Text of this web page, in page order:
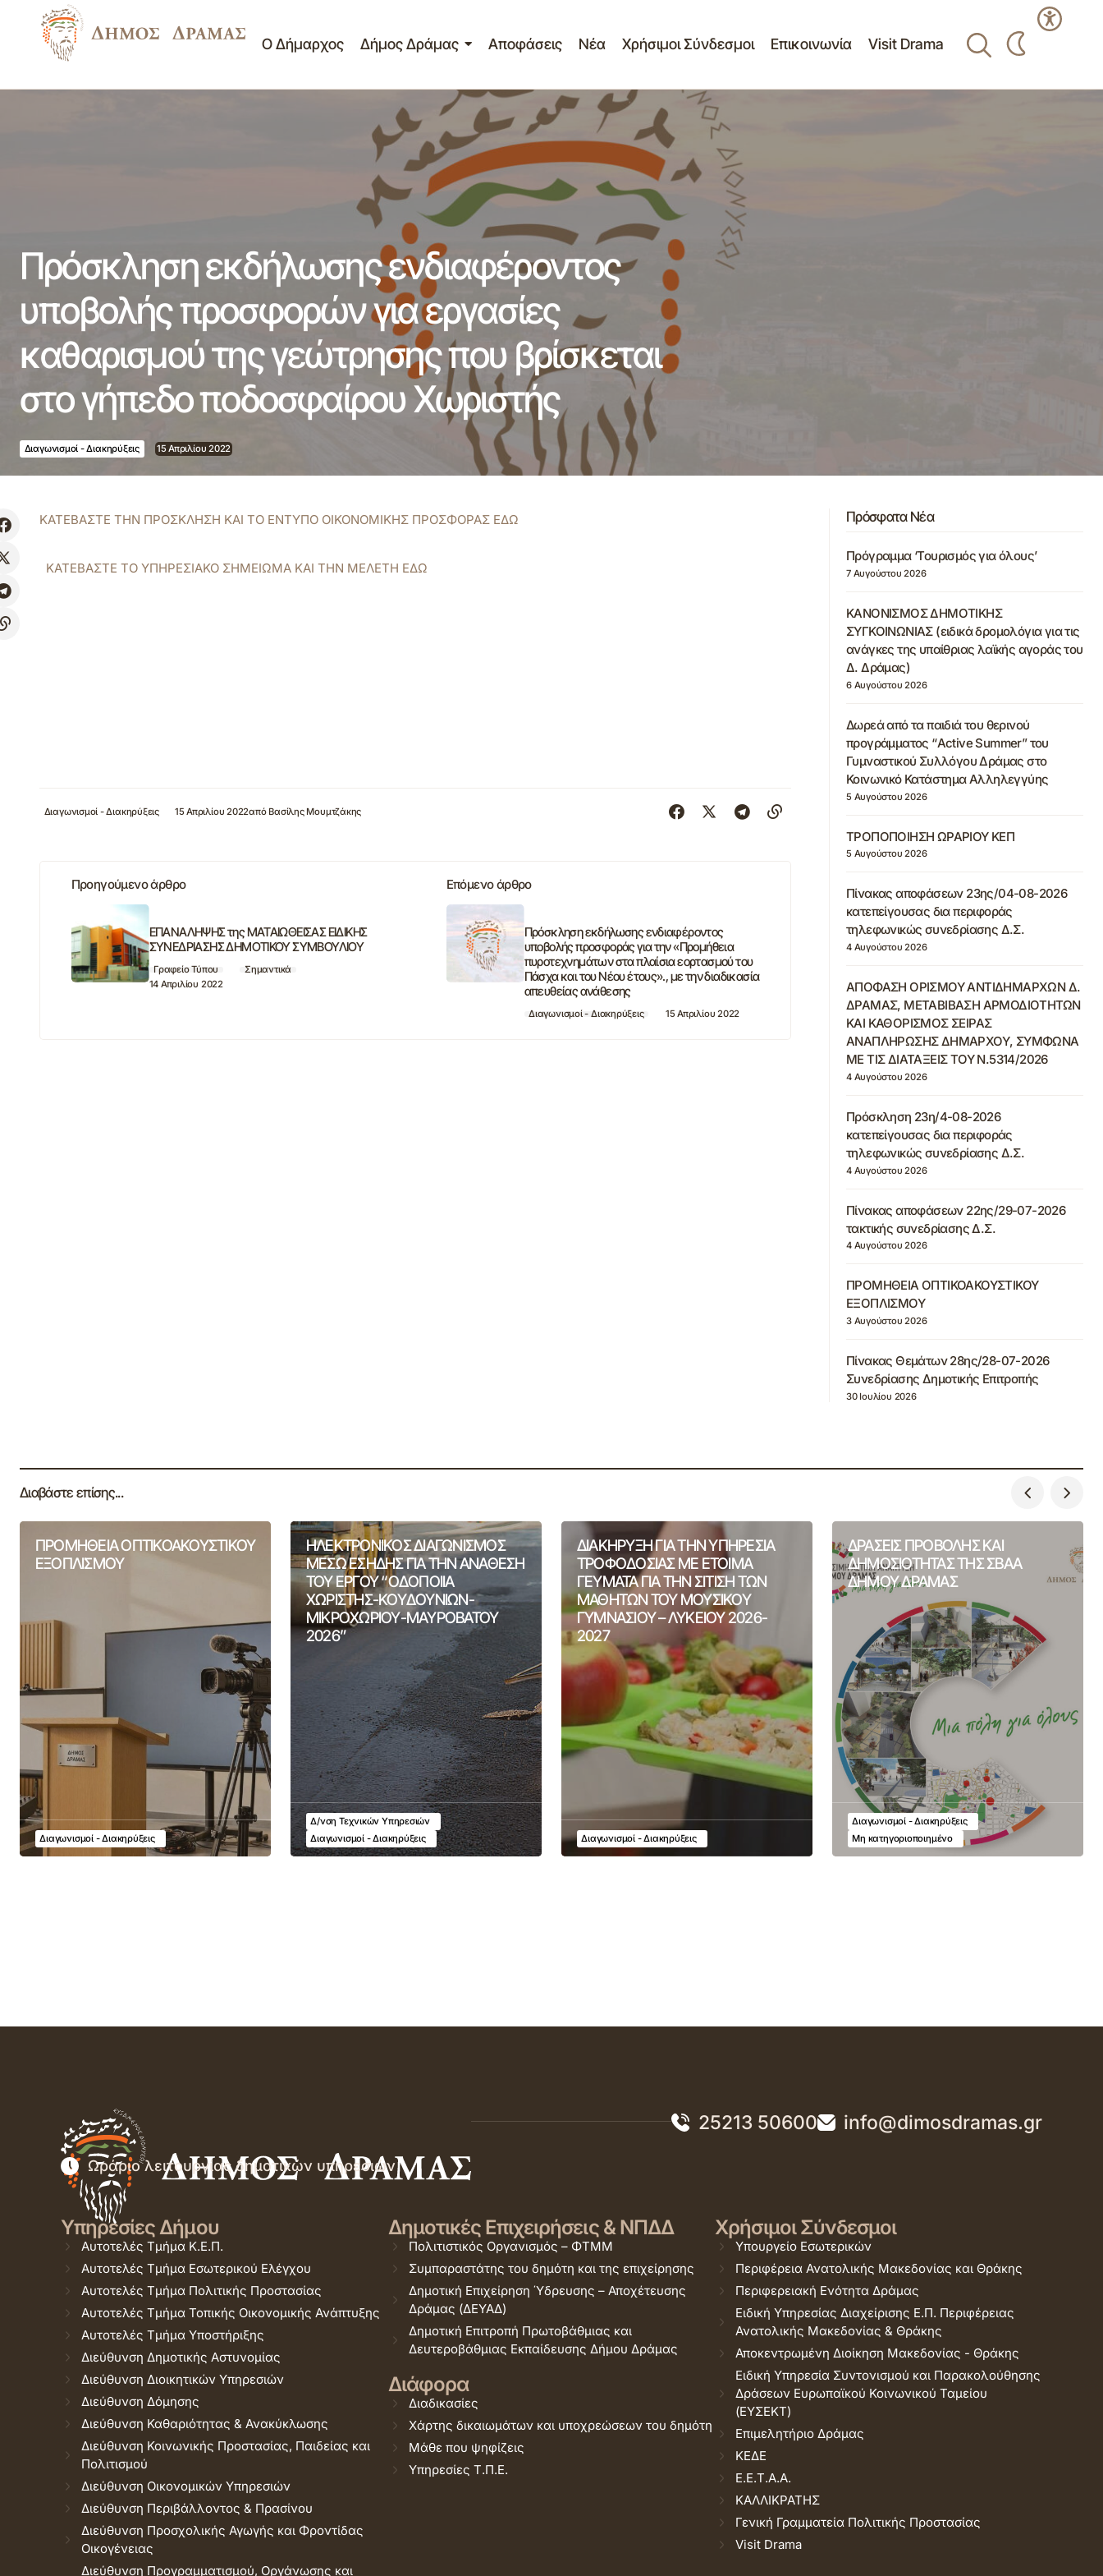
Ο Δήμαρχος Δήμος Δράμας Αποφάσεις Νέα Χρήσιμοι Σύνδεσμοι Επικοινωνία Visit Drama
Πρόσκληση εκδήλωσης ενδιαφέροντος υποβολής προσφορών για εργασίες
καθαρισμού της γεώτρησης που βρίσκεται στο γήπεδο ποδοσφαίρου Χωριστής
Πρόσκληση εκδήλωσης ενδιαφέροντος
υποβολής προσφορών για εργασίες
καθαρισμού της γεώτρησης που βρίσκεται
στο γήπεδο ποδοσφαίρου Χωριστής
Διαγωνισμοί - Διακηρύξεις 15 Απριλίου 2022
ΚΑΤΕΒΑΣΤΕ ΤΗΝ ΠΡΟΣΚΛΗΣΗ ΚΑΙ ΤΟ ΕΝΤΥΠΟ ΟΙΚΟΝΟΜΙΚΗΣ ΠΡΟΣΦΟΡΑΣ ΕΔΩ
ΚΑΤΕΒΑΣΤΕ ΤΟ ΥΠΗΡΕΣΙΑΚΟ ΣΗΜΕΙΩΜΑ ΚΑΙ ΤΗΝ ΜΕΛΕΤΗ ΕΔΩ
Διαγωνισμοί - Διακηρύξεις 15 Απριλίου 2022από Βασίλης Μουμτζάκης
Προηγούμενο άρθρο
ΕΠΑΝΑΛΗΨΗΣ της ΜΑΤΑΙΩΘΕΙΣΑΣ ΕΙΔΙΚΗΣ
ΣΥΝΕΔΡΙΑΣΗΣ ΔΗΜΟΤΙΚΟΥ ΣΥΜΒΟΥΛΙΟΥ
Γραφείο Τύπου
Σημαντικά
14 Απριλίου 2022
Επόμενο άρθρο
Πρόσκληση εκδήλωσης ενδιαφέροντος
υποβολής προσφοράς για την «Προμήθεια
πυροτεχνημάτων στα πλαίσια εορτασμού του
Πάσχα και του Νέου έτους»., με την διαδικασία
απευθείας ανάθεσης
Διαγωνισμοί - Διακηρύξεις 15 Απριλίου 2022
Πρόσφατα Νέα
Πρόγραμμα ‘Τουρισμός για όλους’
7 Αυγούστου 2026
ΚΑΝΟΝΙΣΜΟΣ ΔΗΜΟΤΙΚΗΣ
ΣΥΓΚΟΙΝΩΝΙΑΣ (ειδικά δρομολόγια για τις
ανάγκες της υπαίθριας λαϊκής αγοράς του
Δ. Δράμας)
6 Αυγούστου 2026
Δωρεά από τα παιδιά του θερινού
προγράμματος “Active Summer” του
Γυμναστικού Συλλόγου Δράμας στο
Κοινωνικό Κατάστημα Αλληλεγγύης
5 Αυγούστου 2026
ΤΡΟΠΟΠΟΙΗΣΗ ΩΡΑΡΙΟΥ ΚΕΠ
5 Αυγούστου 2026
Πίνακας αποφάσεων 23ης/04-08-2026
κατεπείγουσας δια περιφοράς
τηλεφωνικώς συνεδρίασης Δ.Σ.
4 Αυγούστου 2026
ΑΠΟΦΑΣΗ ΟΡΙΣΜΟΥ ΑΝΤΙΔΗΜΑΡΧΩΝ Δ.
ΔΡΑΜΑΣ, ΜΕΤΑΒΙΒΑΣΗ ΑΡΜΟΔΙΟΤΗΤΩΝ
ΚΑΙ ΚΑΘΟΡΙΣΜΟΣ ΣΕΙΡΑΣ
ΑΝΑΠΛΗΡΩΣΗΣ ΔΗΜΑΡΧΟΥ, ΣΥΜΦΩΝΑ
ΜΕ ΤΙΣ ΔΙΑΤΑΞΕΙΣ ΤΟΥ Ν.5314/2026
4 Αυγούστου 2026
Πρόσκληση 23η/4-08-2026
κατεπείγουσας δια περιφοράς
τηλεφωνικώς συνεδρίασης Δ.Σ.
4 Αυγούστου 2026
Πίνακας αποφάσεων 22ης/29-07-2026
τακτικής συνεδρίασης Δ.Σ.
4 Αυγούστου 2026
ΠΡΟΜΗΘΕΙΑ ΟΠΤΙΚΟΑΚΟΥΣΤΙΚΟΥ
ΕΞΟΠΛΙΣΜΟΥ
3 Αυγούστου 2026
Πίνακας Θεμάτων 28ης/28-07-2026
Συνεδρίασης Δημοτικής Επιτροπής
30 Ιουλίου 2026
Διαβάστε επίσης...
ΠΡΟΜΗΘΕΙΑ ΟΠΤΙΚΟΑΚΟΥΣΤΙΚΟΥ
ΕΞΟΠΛΙΣΜΟΥ
Διαγωνισμοί - Διακηρύξεις
ΗΛΕΚΤΡΟΝΙΚΟΣ ΔΙΑΓΩΝΙΣΜΟΣ
ΜΕΣΩ ΕΣΗΔΗΣ ΓΙΑ ΤΗΝ ΑΝΑΘΕΣΗ
ΤΟΥ ΕΡΓΟΥ “ΟΔΟΠΟΙΙΑ
ΧΩΡΙΣΤΗΣ-ΚΟΥΔΟΥΝΙΩΝ-
ΜΙΚΡΟΧΩΡΙΟΥ-ΜΑΥΡΟΒΑΤΟΥ
2026”
Δ/νση Τεχνικών Υπηρεσιών
Διαγωνισμοί - Διακηρύξεις
ΔΙΑΚΗΡΥΞΗ ΓΙΑ ΤΗΝ ΥΠΗΡΕΣΙΑ
ΤΡΟΦΟΔΟΣΙΑΣ ΜΕ ΕΤΟΙΜΑ
ΓΕΥΜΑΤΑ ΓΙΑ ΤΗΝ ΣΙΤΙΣΗ ΤΩΝ
ΜΑΘΗΤΩΝ ΤΟΥ ΜΟΥΣΙΚΟΥ
ΓΥΜΝΑΣΙΟΥ – ΛΥΚΕΙΟΥ 2026-
2027
Διαγωνισμοί - Διακηρύξεις
ΔΡΑΣΕΙΣ ΠΡΟΒΟΛΗΣ ΚΑΙ
ΔΗΜΟΣΙΟΤΗΤΑΣ ΤΗΣ ΣΒΑΑ
ΔΗΜΟΥ ΔΡΑΜΑΣ
Διαγωνισμοί - Διακηρύξεις
Μη κατηγοριοποιημένο
25213 50600 info@dimosdramas.gr
Ωράριο λειτουργίας δημοτικών υπηρεσιών
Υπηρεσίες Δήμου
Αυτοτελές Τμήμα Κ.Ε.Π.
Αυτοτελές Τμήμα Εσωτερικού Ελέγχου
Αυτοτελές Τμήμα Πολιτικής Προστασίας
Αυτοτελές Τμήμα Τοπικής Οικονομικής Ανάπτυξης
Αυτοτελές Τμήμα Υποστήριξης
Διεύθυνση Δημοτικής Αστυνομίας
Διεύθυνση Διοικητικών Υπηρεσιών
Διεύθυνση Δόμησης
Διεύθυνση Καθαριότητας & Ανακύκλωσης
Διεύθυνση Κοινωνικής Προστασίας, Παιδείας και
Πολιτισμού
Διεύθυνση Οικονομικών Υπηρεσιών
Διεύθυνση Περιβάλλοντος & Πρασίνου
Διεύθυνση Προσχολικής Αγωγής και Φροντίδας
Οικογένειας
Διεύθυνση Προγραμματισμού, Οργάνωσης και
Δημοτικές Επιχειρήσεις & ΝΠΔΔ
Πολιτιστικός Οργανισμός – ΦΤΜΜ
Συμπαραστάτης του δημότη και της επιχείρησης
Δημοτική Επιχείρηση Ύδρευσης – Αποχέτευσης
Δράμας (ΔΕΥΑΔ)
Δημοτική Επιτροπή Πρωτοβάθμιας και
Δευτεροβάθμιας Εκπαίδευσης Δήμου Δράμας
Διάφορα
Διαδικασίες
Χάρτης δικαιωμάτων και υποχρεώσεων του δημότη
Μάθε που ψηφίζεις
Υπηρεσίες Τ.Π.Ε.
Χρήσιμοι Σύνδεσμοι
Υπουργείο Εσωτερικών
Περιφέρεια Ανατολικής Μακεδονίας και Θράκης
Περιφερειακή Ενότητα Δράμας
Ειδική Υπηρεσίας Διαχείρισης Ε.Π. Περιφέρειας
Ανατολικής Μακεδονίας & Θράκης
Αποκεντρωμένη Διοίκηση Μακεδονίας - Θράκης
Ειδική Υπηρεσία Συντονισμού και Παρακολούθησης
Δράσεων Ευρωπαϊκού Κοινωνικού Ταμείου
(ΕΥΣΕΚΤ)
Επιμελητήριο Δράμας
ΚΕΔΕ
Ε.Ε.Τ.Α.Α.
ΚΑΛΛΙΚΡΑΤΗΣ
Γενική Γραμματεία Πολιτικής Προστασίας
Visit Drama